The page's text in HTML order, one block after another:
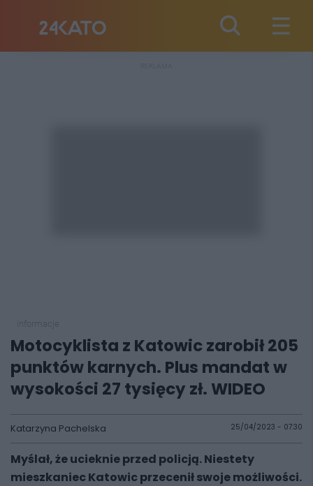
Motocyklista z Katowic zarobił 205
punktów karnych. Plus mandat w
wysokości 27 tysięcy zł. WIDEO
Katarzyna Pachelska 25/04/2023 - 07:30
Myślał, że ucieknie przed policją. Niestety
mieszkaniec Katowic przecenił swoje możliwości.